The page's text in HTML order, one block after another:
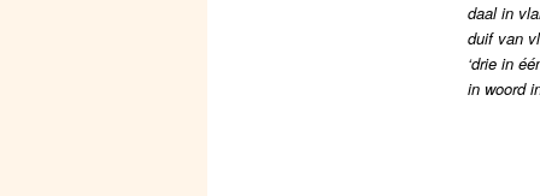
daal in
duif van
‘drie in
in woord